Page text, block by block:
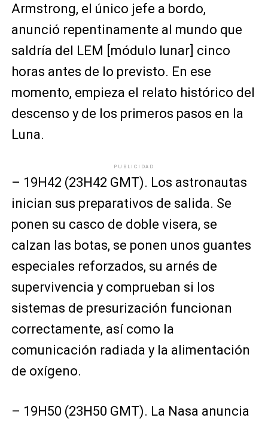
Armstrong, el único jefe a bordo,
anunció repentinamente al mundo que
saldría del LEM [módulo lunar] cinco
horas antes de lo previsto. En ese
momento, empieza el relato histórico del
descenso y de los primeros pasos en la
Luna.
PUBLICIDAD
– 19H42 (23H42 GMT). Los astronautas
inician sus preparativos de salida. Se
ponen su casco de doble visera, se
calzan las botas, se ponen unos guantes
especiales reforzados, su arnés de
supervivencia y comprueban si los
sistemas de presurización funcionan
correctamente, así como la
comunicación radiada y la alimentación
de oxígeno.
– 19H50 (23H50 GMT). La Nasa anuncia